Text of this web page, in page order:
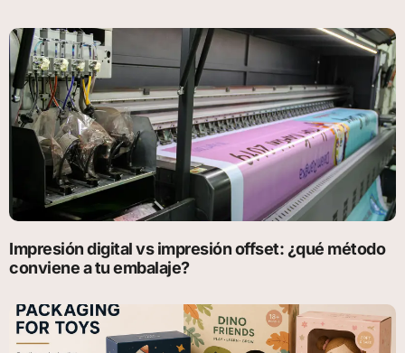
Impresión digital vs impresión offset: ¿qué método
conviene a tu embalaje?